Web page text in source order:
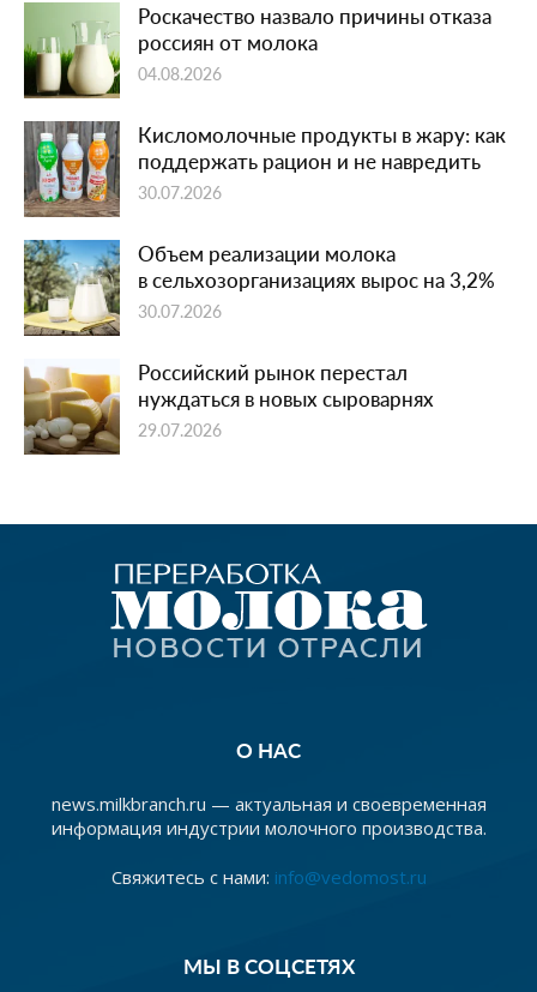
Роскачество назвало причины отказа
россиян от молока
04.08.2026
Кисломолочные продукты в жару: как
поддержать рацион и не навредить
30.07.2026
Объем реализации молока
в сельхозорганизациях вырос на 3,2%
30.07.2026
Российский рынок перестал
нуждаться в новых сыроварнях
29.07.2026
О НАС
news.milkbranch.ru — актуальная и своевременная
информация индустрии молочного производства.
Свяжитесь с нами: info@vedomost.ru
МЫ В СОЦСЕТЯХ